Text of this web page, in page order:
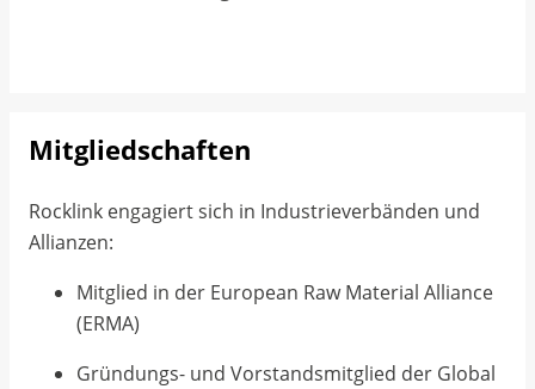
Mitgliedschaften
Rocklink engagiert sich in Industrieverbänden und
Allianzen:
Mitglied in der European Raw Material Alliance
(ERMA)
Gründungs- und Vorstandsmitglied der Global